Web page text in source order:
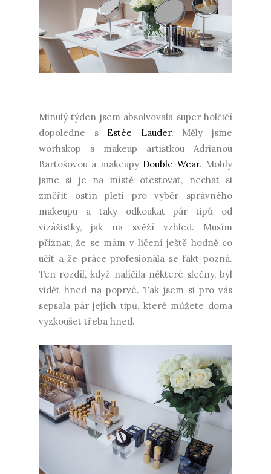
Minulý týden jsem absolvovala super holčičí
dopoledne s Estée Lauder. Měly jsme
worhskop s makeup artistkou Adrianou
Bartošovou a makeupy Double Wear. Mohly
jsme si je na místě otestovat, nechat si
změřit ostín pleti pro výběr správného
makeupu a taky odkoukat pár tipů od
vizážistky, jak na svěží vzhled. Musím
přiznat, že se mám v líčení ještě hodně co
učit a že práce profesionála se fakt pozná.
Ten rozdíl, když nalíčila některé slečny, byl
vidět hned na poprvé. Tak jsem si pro vás
sepsala pár jejích tipů, které můžete doma
vyzkoušet třeba hned.